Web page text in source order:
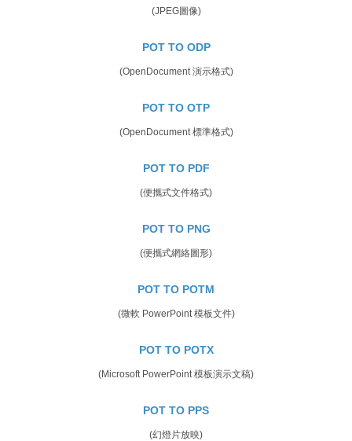
(JPEG圖像)
POT TO ODP
(OpenDocument 演示格式)
POT TO OTP
(OpenDocument 標準格式)
POT TO PDF
(便攜式文件格式)
POT TO PNG
(便攜式網絡圖形)
POT TO POTM
(微軟 PowerPoint 模板文件)
POT TO POTX
(Microsoft PowerPoint 模板演示文稿)
POT TO PPS
(幻燈片放映)